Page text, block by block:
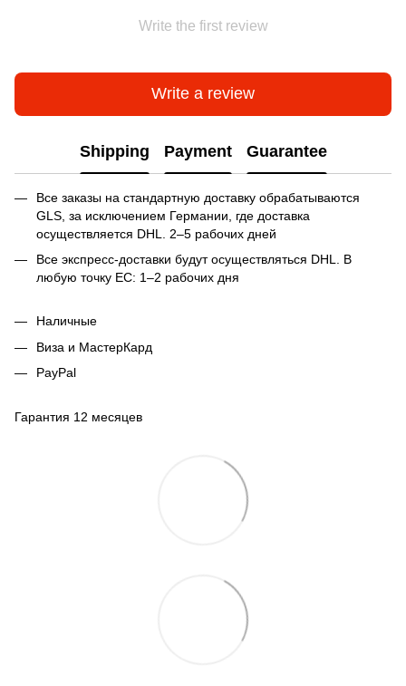
Write the first review
Write a review
Shipping Payment Guarantee
Все заказы на стандартную доставку обрабатываются
GLS, за исключением Германии, где доставка
осуществляется DHL. 2–5 рабочих дней
Все экспресс-доставки будут осуществляться DHL. В
любую точку ЕС: 1–2 рабочих дня
Наличные
Виза и МастерКард
PayPal
Гарантия 12 месяцев